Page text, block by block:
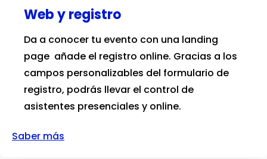
Web y registro
Da a conocer tu evento con una landing
page añade el registro online. Gracias a los
campos personalizables del formulario de
registro, podrás llevar el control de
asistentes presenciales y online.
Saber más